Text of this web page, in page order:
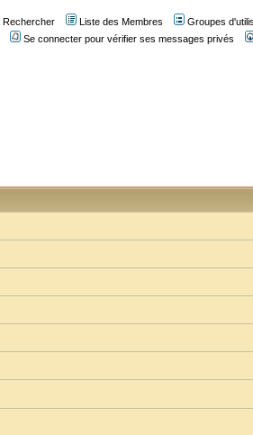
Rechercher Liste des Membres Groupes
Se connecter pour vérifier ses messages privés